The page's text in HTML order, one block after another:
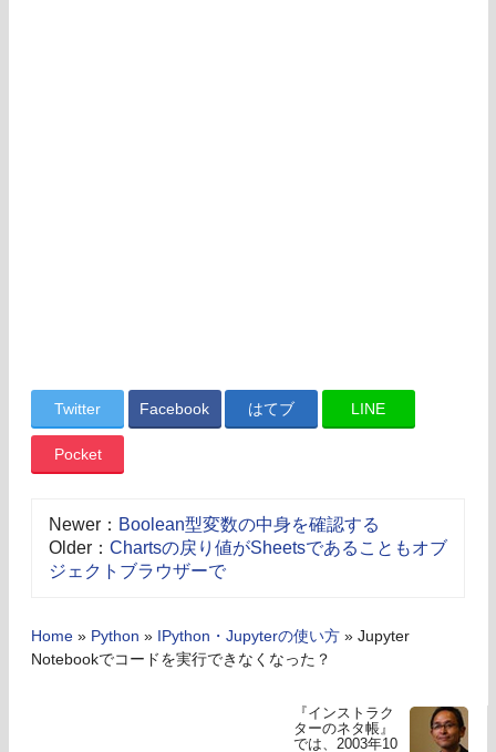
Twitter Facebook はてブ LINE
Pocket
Newer： Boolean型変数の中身を確認する
Older： Chartsの戻り値がSheetsであることもオブ
ジェクトブラウザーで
Home » Python » IPython・Jupyterの使い方 » Jupyter
Notebookでコードを実行できなくなった？
『インストラク
ターのネタ帳』
では、2003年10